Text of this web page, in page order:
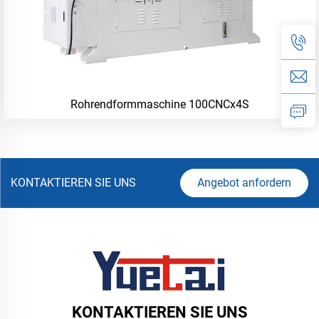
Rohrendformmaschine 100CNCx4S
KONTAKTIEREN SIE UNS Angebot anfordern
KONTAKTIEREN SIE UNS